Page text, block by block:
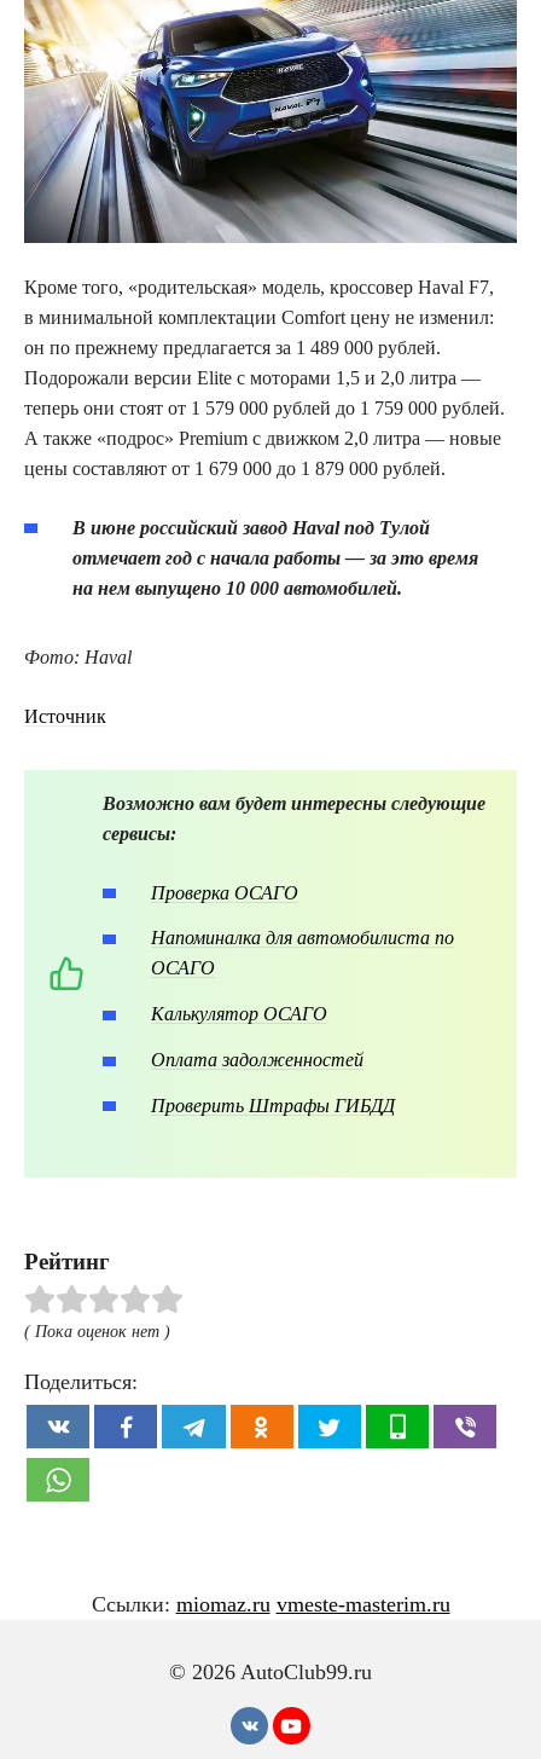
Кроме того, «родительская» модель, кроссовер Haval F7,
в минимальной комплектации Comfort цену не изменил:
он по прежнему предлагается за 1 489 000 рублей.
Подорожали версии Elite с моторами 1,5 и 2,0 литра —
теперь они стоят от 1 579 000 рублей до 1 759 000 рублей.
А также «подрос» Premium с движком 2,0 литра — новые
цены составляют от 1 679 000 до 1 879 000 рублей.
В июне российский завод Haval под Тулой
отмечает год с начала работы — за это время
на нем выпущено 10 000 автомобилей.
Фото: Haval
Источник
Возможно вам будет интересны следующие
сервисы:
Проверка ОСАГО
Напоминалка для автомобилиста по
ОСАГО
Калькулятор ОСАГО
Оплата задолженностей
Проверить Штрафы ГИБДД
Рейтинг
( Пока оценок нет )
Поделиться:
© 2026 AutoClub99.ru
Ссылки: miomaz.ru vmeste-masterim.ru